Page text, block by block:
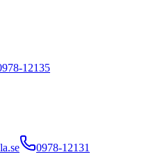
12135
0978-12131